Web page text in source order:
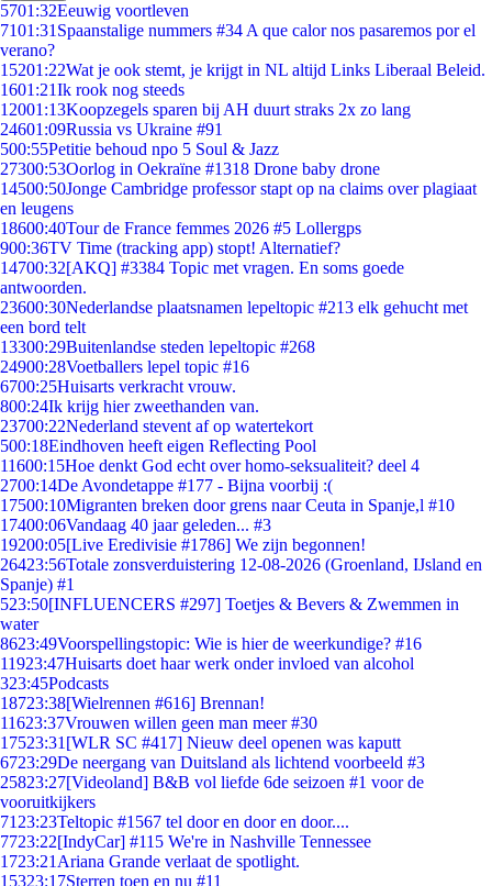
5701:32Eeuwig voortleven
7101:31 Spaanstalige nummers #34 A que calor nos pasaremos por el
verano?
15201:22Wat je ook stemt, je krijgt in NL altijd Links Liberaal Beleid.
1601:21Ik rook nog steeds
12001:13Koopzegels sparen bij AH duurt straks 2x zo lang
24601:09Russia vs Ukraine #91
500:55Petitie behoud npo 5 Soul & Jazz
27300:53Oorlog in Oekraïne #1318 Drone baby drone
14500:50Jonge Cambridge professor stapt op na claims over plagiaat
en leugens
18600:40Tour de France femmes 2026 #5 Lollergps
900:36TV Time (tracking app) stopt! Alternatief?
14700:32[AKQ] #3384 Topic met vragen. En soms goede
antwoorden.
23600:30Nederlandse plaatsnamen lepeltopic #213 elk gehucht met
een bord telt
13300:29Buitenlandse steden lepeltopic #268
24900:28Voetballers lepel topic #16
6700:25Huisarts verkracht vrouw.
800:24Ik krijg hier zweethanden van.
23700:22Nederland stevent af op watertekort
500:18Eindhoven heeft eigen Reflecting Pool
11600:15Hoe denkt God echt over homo-seksualiteit? deel 4
2700:14De Avondetappe #177 - Bijna voorbij :(
17500:10Migranten breken door grens naar Ceuta in Spanje,l #10
17400:06Vandaag 40 jaar geleden... #3
19200:05[Live Eredivisie #1786] We zijn begonnen!
26423:56Totale zonsverduistering 12-08-2026 (Groenland, IJsland en
Spanje) #1
523:50[INFLUENCERS #297] Toetjes & Bevers & Zwemmen in
water
8623:49Voorspellingstopic: Wie is hier de weerkundige? #16
11923:47Huisarts doet haar werk onder invloed van alcohol
323:45Podcasts
18723:38[Wielrennen #616] Brennan!
11623:37Vrouwen willen geen man meer #30
17523:31 [WLR SC #417] Nieuw deel openen was kaputt
6723:29De neergang van Duitsland als lichtend voorbeeld #3
25823:27[Videoland] B&B vol liefde 6de seizoen #1 voor de
vooruitkijkers
71 23:23Teltopic #1567 tel door en door en door....
7723:22[IndyCar] #115 We're in Nashville Tennessee
1723:21 Ariana Grande verlaat de spotlight.
15323:17Sterren toen en nu #11